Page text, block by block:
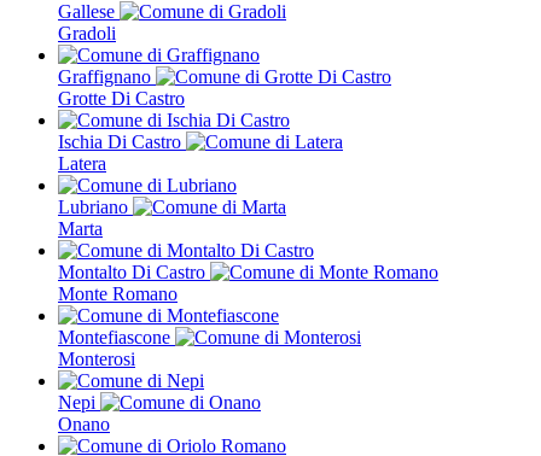
Gallese
Gradoli
Graffignano
Grotte Di Castro
Ischia Di Castro
Latera
Lubriano
Marta
Montalto Di Castro
Monte Romano
Montefiascone
Monterosi
Nepi
Onano